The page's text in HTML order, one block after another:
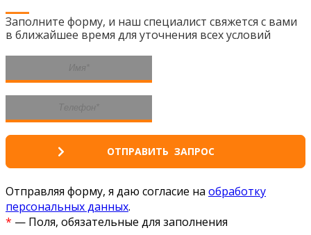
Заполните форму, и наш специалист свяжется с вами
в ближайшее время для уточнения всех условий
Отправляя форму, я даю согласие на обработку
персональных данных.
* — Поля, обязательные для заполнения